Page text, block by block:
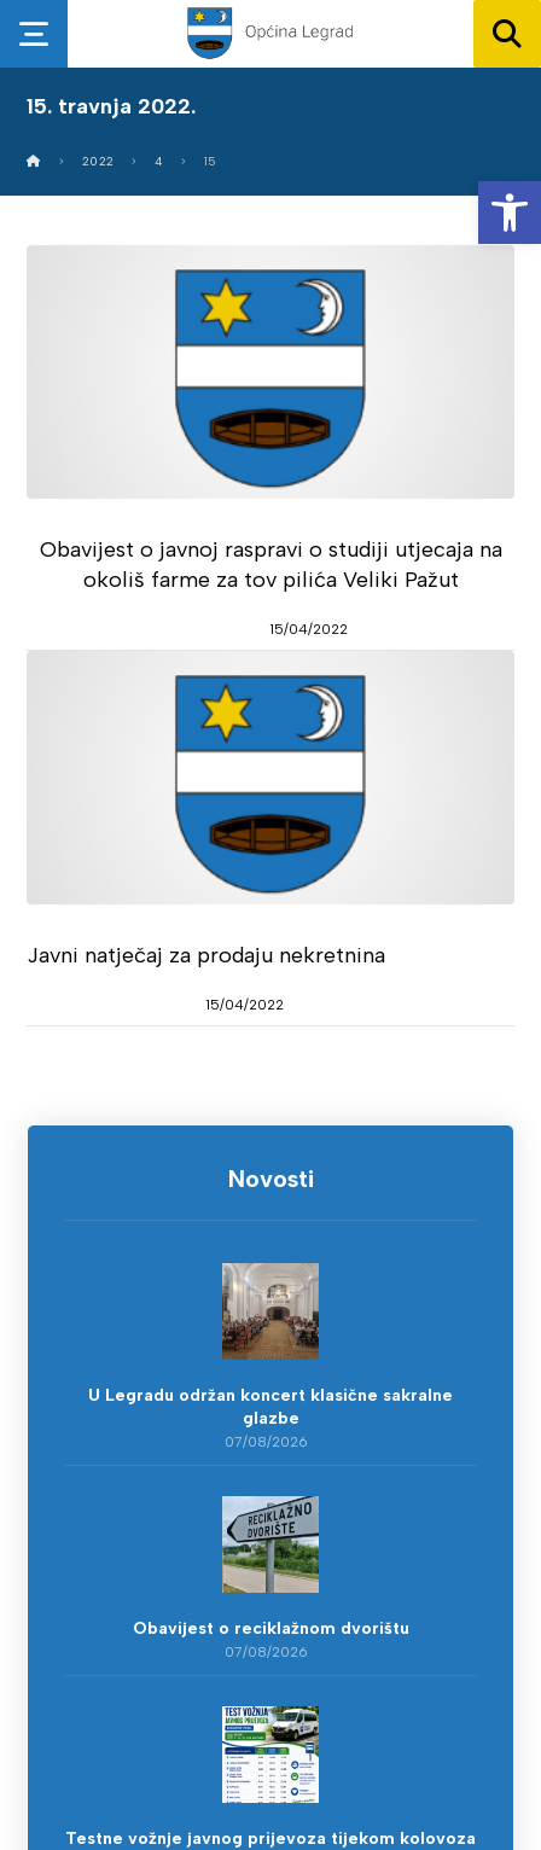
15. travnja 2022.
2022 4 15
Obavijest o javnoj raspravi o studiji utjecaja na
okoliš farme za tov pilića Veliki Pažut
15/04/2022
Javni natječaj za prodaju nekretnina
15/04/2022
Novosti
U Legradu održan koncert klasične sakralne
glazbe
07/08/2026
Obavijest o reciklažnom dvorištu
07/08/2026
Testne vožnje javnog prijevoza tijekom kolovoza